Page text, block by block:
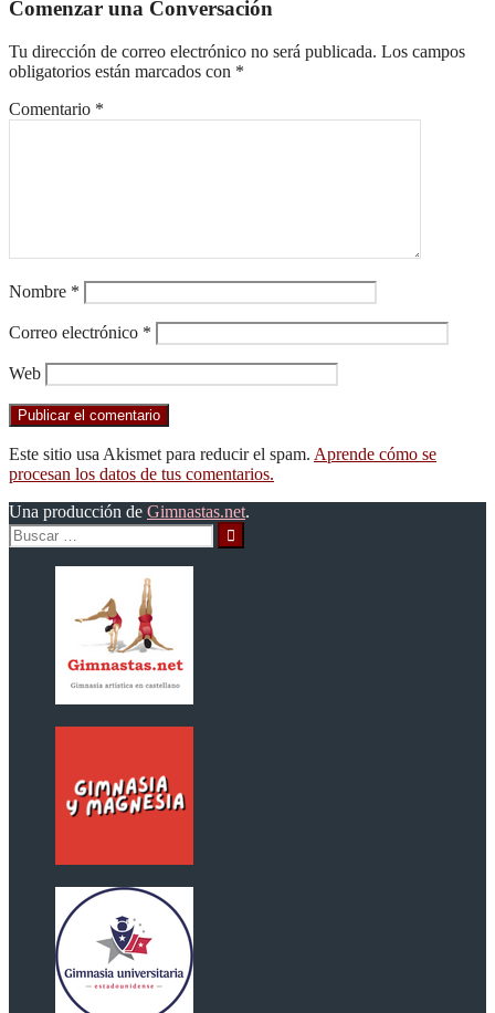
Comenzar una Conversación
Tu dirección de correo electrónico no será publicada. Los campos
obligatorios están marcados con *
Comentario *
Nombre *
Correo electrónico *
Web
Este sitio usa Akismet para reducir el spam. Aprende cómo se
procesan los datos de tus comentarios.
Una producción de Gimnastas.net.
Buscar: